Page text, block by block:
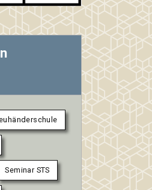
Seminar STS